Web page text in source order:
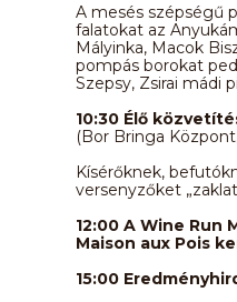
A mesés szépségű
falatokat az
Mályinka, Macok
pompás borokat
Szepsy, Zsirai mádi
10:30 Élő
(Bor Bringa
Kísérőknek,
versenyzőket
12:00 A Wine
Maison aux Pois
15:00